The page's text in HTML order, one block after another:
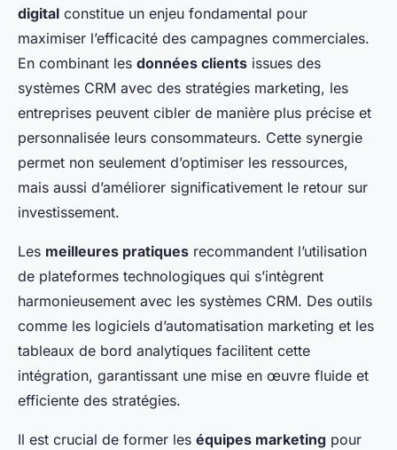
digital constitue un enjeu fondamental pour
maximiser l’efficacité des campagnes commerciales.
En combinant les données clients issues des
systèmes CRM avec des stratégies marketing, les
entreprises peuvent cibler de manière plus précise et
personnalisée leurs consommateurs. Cette synergie
permet non seulement d’optimiser les ressources,
mais aussi d’améliorer significativement le retour sur
investissement.
Les meilleures pratiques recommandent l’utilisation
de plateformes technologiques qui s’intègrent
harmonieusement avec les systèmes CRM. Des outils
comme les logiciels d’automatisation marketing et les
tableaux de bord analytiques facilitent cette
intégration, garantissant une mise en œuvre fluide et
efficiente des stratégies.
Il est crucial de former les équipes marketing pour